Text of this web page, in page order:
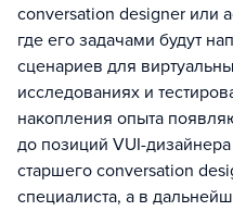
conversation designer или
где его задачами будут
сценариев для
исследованиях и
накопления опыта
до позиций VUI-
старшего conversation
специалиста, а в